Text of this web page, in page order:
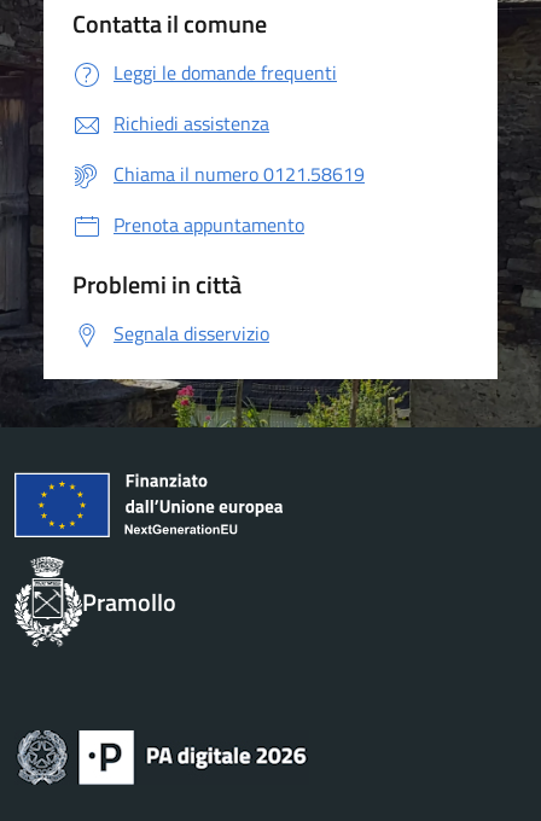
Contatta il comune
Leggi le domande frequenti
Richiedi assistenza
Chiama il numero 0121.58619
Prenota appuntamento
Problemi in città
Segnala disservizio
Pramollo